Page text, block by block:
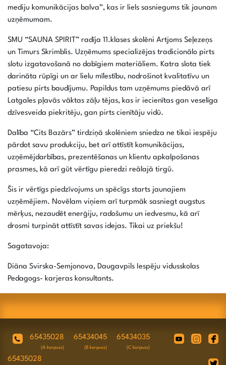
mediju komunikācijas balva”, kas ir liels sasniegums tik jaunam
uzņēmumam.
SMU “SAUNA SPIRIT” radīja 11.klases skolēni Artjoms Seļezeņs
un Timurs Skrimblis. Uzņēmums specializējas tradicionālo pirts
slotu izgatavošanā no dabīgiem materiāliem. Katra slota tiek
darināta rūpīgi un ar lielu mīlestību, nodrošinot kvalitatīvu un
patiesu pirts baudījumu. Papildus tam uzņēmums piedāvā arī
Latgales pļavās vāktas zāļu tējas, kas ir iecienītas gan veselīga
dzīvesveida piekritēju, gan pirts cienītāju vidū.
Dalība “Cits Bazārs” tirdziņā skolēniem sniedza ne tikai iespēju
pārdot savu produkciju, bet arī attīstīt komunikācijas,
uzņēmējdarbības, prezentēšanas un klientu apkalpošanas
prasmes, kā arī gūt vērtīgu pieredzi reālajā tirgū.
Šis ir vērtīgs piedzīvojums un spēcīgs starts jaunajiem
uzņēmējiem. Novēlam viņiem arī turpmāk sasniegt augstus
mērķus, nezaudēt enerģiju, radošumu un iedvesmu, kā arī
drosmi turpināt attīstīt savas idejas. Tikai uz priekšu!
Sagatavoja:
Diāna Svirska-Semjonova, Daugavpils Iespēju vidusskolas
Pedagogs- karjeras konsultants.
65435028
(A korpuss)
65434045
(B korpuss)
65434035
(C korpuss)
65435028